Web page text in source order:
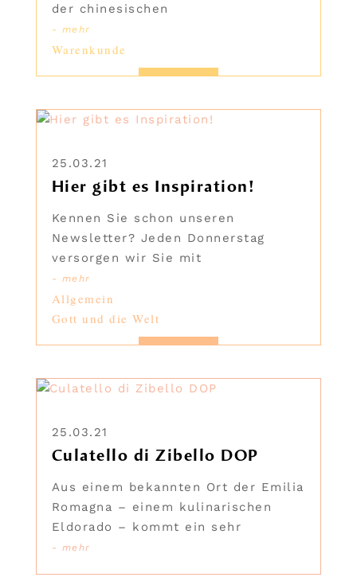
der chinesischen
- mehr
Warenkunde
Hier gibt es Inspiration!
25.03.21
Kennen Sie schon unseren
Newsletter? Jeden Donnerstag
versorgen wir Sie mit
- mehr
Allgemein
Gott und die Welt
Culatello di Zibello DOP
25.03.21
Aus einem bekannten Ort der Emilia
Romagna – einem kulinarischen
Eldorado – kommt ein sehr
- mehr